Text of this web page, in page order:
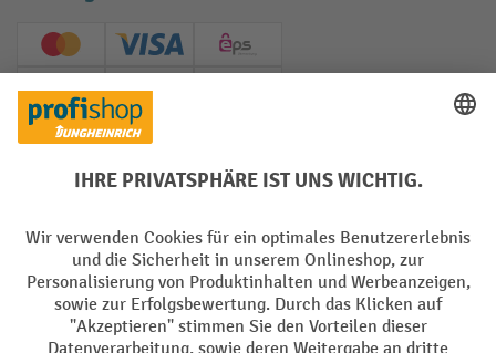
Creditcard (Master)Creditcard (Visa)
EPS
PayPal
Soziale Netzwerke
Impressum Datenschutz